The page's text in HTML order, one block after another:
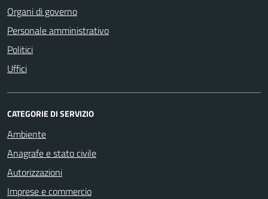
Organi di governo
Personale amministrativo
Politici
Uffici
CATEGORIE DI SERVIZIO
Ambiente
Anagrafe e stato civile
Autorizzazioni
Imprese e commercio